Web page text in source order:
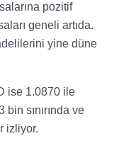
pozitif
geneli artıda.
yine düne
ise 1.0870 ile
bin sınırında ve
izliyor.